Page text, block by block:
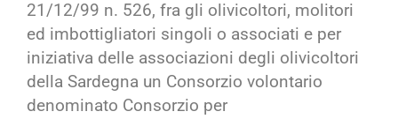
21/12/99 n. 526, fra gli olivicoltori, molitori
ed imbottigliatori singoli o associati e per
iniziativa delle associazioni degli olivicoltori
della Sardegna un Consorzio volontario
denominato Consorzio per